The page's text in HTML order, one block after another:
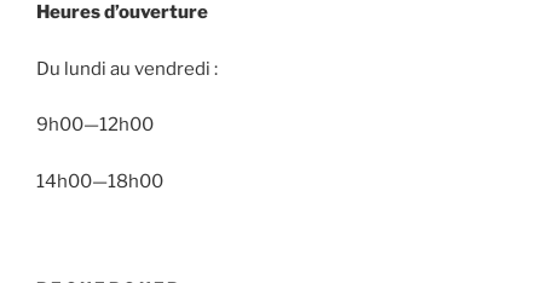
Heures d’ouverture
Du lundi au vendredi :
9h00—12h00
14h00—18h00